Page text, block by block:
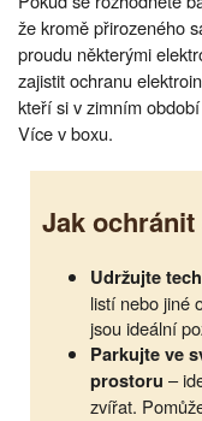
že kromě přirozeného
proudu některými
zajistit ochranu
kteří si v zimním
Více v boxu.
Jak
Udržujte
listí nebo jiné
jsou ideální
Parkujte ve
prostoru –
zvířat.